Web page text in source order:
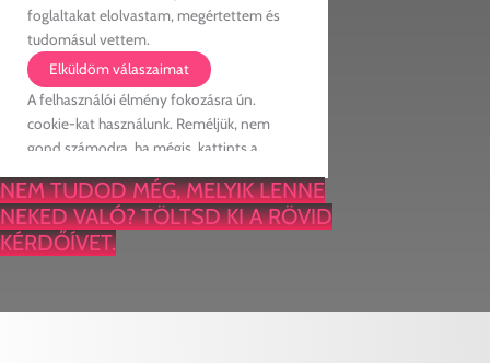
NEM TUDOD MÉG, MELYIK LENNE
NEKED VALÓ? TÖLTSD KI A RÖVID
KÉRDŐÍVET.